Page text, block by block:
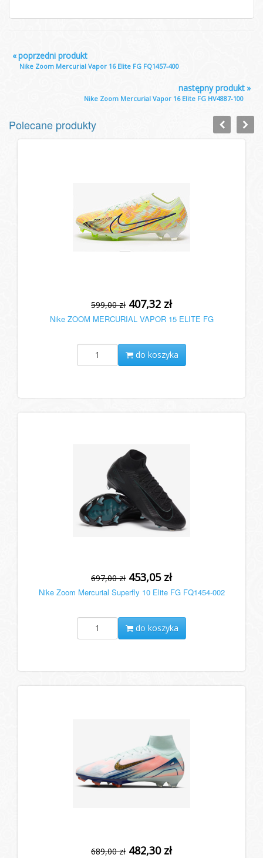
«poprzedni produkt
Nike Zoom Mercurial Vapor 16 Elite FG FQ1457-400
»
następny produkt
Nike Zoom Mercurial Vapor 16 Elite FG HV4887-100
Polecane produkty
599,00 zł 407,32 zł
Nike ZOOM MERCURIAL VAPOR 15 ELITE FG
do koszyka
697,00 zł 453,05 zł
Nike Zoom Mercurial Superfly 10 Elite FG FQ1454-002
do koszyka
689,00 zł 482,30 zł